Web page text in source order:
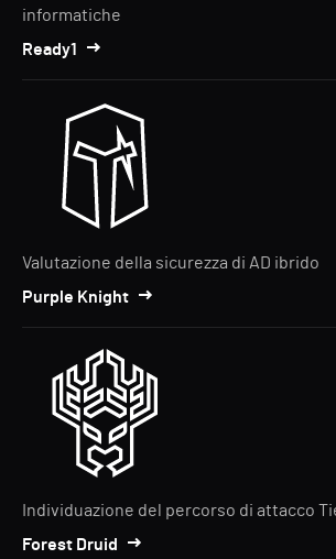
informatiche
Ready1
Valutazione della sicurezza di AD ibrido
Purple Knight
Individuazione del percorso di attacco
Forest Druid